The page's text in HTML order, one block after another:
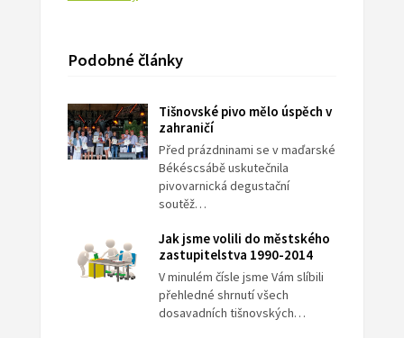
Podobné články
Tišnovské pivo mělo úspěch v
zahraničí
Před prázdninami se v maďarské
Békéscsábě uskutečnila
pivovarnická degustační
soutěž…
Jak jsme volili do městského
zastupitelstva 1990-2014
V minulém čísle jsme Vám slíbili
přehledné shrnutí všech
dosavadních tišnovských…